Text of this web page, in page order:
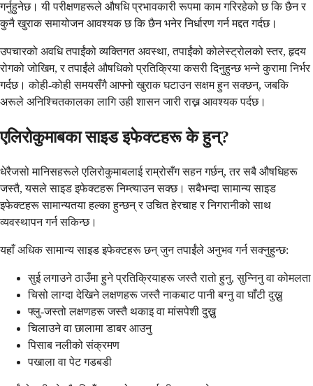
गर्नुहुनेछ। यी परीक्षणहरूले औषधि प्रभावकारी रूपमा काम गरिरहेको छ कि छैन र
कुनै खुराक समायोजन आवश्यक छ कि छैन भनेर निर्धारण गर्न मद्दत गर्दछ।
उपचारको अवधि तपाईंको व्यक्तिगत अवस्था, तपाईंको कोलेस्ट्रोलको स्तर, हृदय
रोगको जोखिम, र तपाईंले औषधिको प्रतिक्रिया कसरी दिनुहुन्छ भन्ने कुरामा निर्भर
गर्दछ। कोही-कोही समयसँगै आफ्नो खुराक घटाउन सक्षम हुन सक्छन्, जबकि
अरूले अनिश्चितकालका लागि उही शासन जारी राख्न आवश्यक पर्दछ।
एलिरोकुमाबका साइड इफेक्टहरू के हुन्?
धेरैजसो मानिसहरूले एलिरोकुमाबलाई राम्रोसँग सहन गर्छन्, तर सबै औषधिहरू
जस्तै, यसले साइड इफेक्टहरू निम्त्याउन सक्छ। सबैभन्दा सामान्य साइड
इफेक्टहरू सामान्यतया हल्का हुन्छन् र उचित हेरचाह र निगरानीको साथ
व्यवस्थापन गर्न सकिन्छ।
यहाँ अधिक सामान्य साइड इफेक्टहरू छन् जुन तपाईंले अनुभव गर्न सक्नुहुन्छ:
सुई लगाउने ठाउँमा हुने प्रतिक्रियाहरू जस्तै रातो हुनु, सुन्निनु वा कोमलता
चिसो लाग्दा देखिने लक्षणहरू जस्तै नाकबाट पानी बग्नु वा घाँटी दुख्नु
फ्लु-जस्तो लक्षणहरू जस्तै थकाइ वा मांसपेशी दुख्नु
चिलाउने वा छालामा डाबर आउनु
पिसाब नलीको संक्रमण
पखाला वा पेट गडबडी